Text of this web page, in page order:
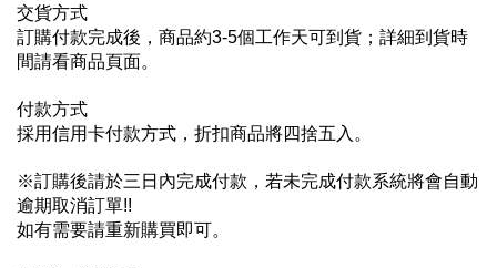
交貨方式
訂購付款完成後，商品約3-5個工作天可到貨；詳細到貨時
間請看商品頁面。
付款方式
採用信用卡付款方式，折扣商品將四捨五入。
※訂購後請於三日內完成付款，若未完成付款系統將會自動
逾期取消訂單!!
如有需要請重新購買即可。